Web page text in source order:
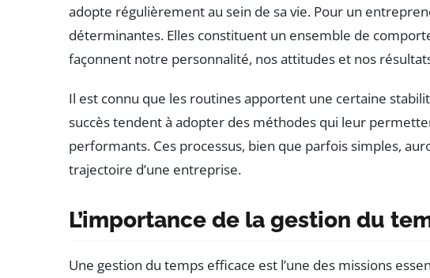
adopte régulièrement au sein de sa vie. Pour un
déterminantes. Elles constituent un ensemble de
façonnent notre personnalité, nos attitudes et nos
Il est connu que les routines apportent une certaine
succès tendent à adopter des méthodes qui leur
performants. Ces processus, bien que parfois simples,
trajectoire d’une entreprise.
L’importance de la gestion du
Une gestion du temps efficace est l’une des missions